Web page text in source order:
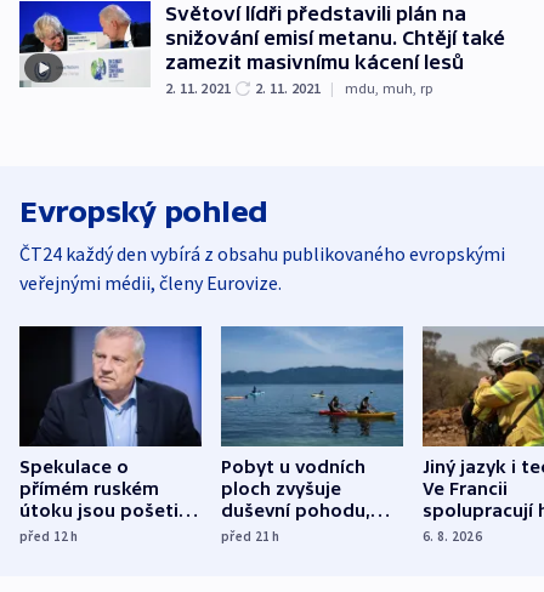
Světoví lídři představili plán na
snižování emisí metanu. Chtějí také
zamezit masivnímu kácení lesů
2. 11. 2021 2. 11. 2021 | mdu muh rp
Evropský pohled
ČT24 každý den vybírá z obsahu publikovaného evropskými
veřejnými médii, členy Eurovize.
Spekulace o
přímém ruském
útoku jsou pošetilé,
míní estonský
před 12h
Pobyt u vodních
ploch zvyšuje
duševní pohodu,
ukázala
před 21h
Jiný jazyk i
Ve Francii
spolupracují
různých zemí
6. 8. 2026